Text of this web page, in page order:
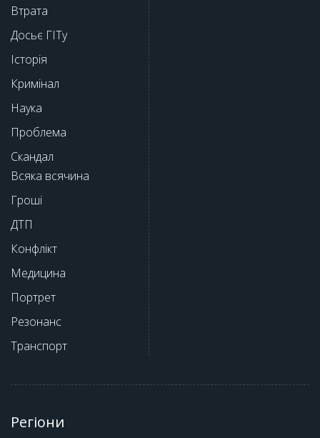
Втрата
Досьє ГІТу
Історія
Кримінал
Наука
Проблема
Скандал
Всяка всячина
Гроші
ДТП
Конфлікт
Медицина
Портрет
Резонанс
Транспорт
Регіони